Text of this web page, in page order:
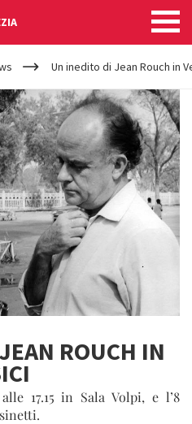
Un inedito di Jean Rouch in
ROUCH IN
17.15 in Sala Volpi, e l’8